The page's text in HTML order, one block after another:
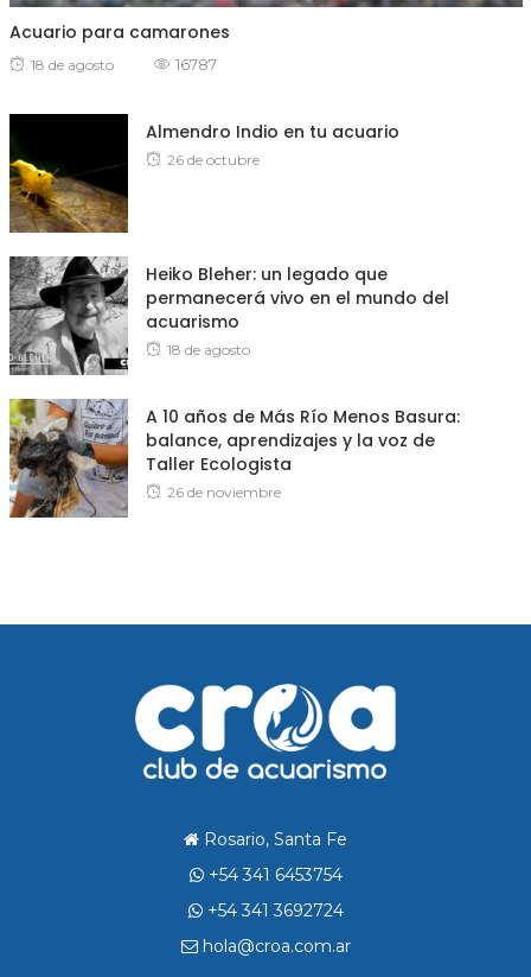
Acuario para camarones
Posted
18 de agosto 16787
Almendro Indio en tu acuario
Posted
26 de octubre
Heiko Bleher: un legado que
permanecerá vivo en el mundo del
acuarismo
Posted
18 de agosto
A 10 años de Más Río Menos Basura:
balance, aprendizajes y la voz de
Taller Ecologista
Posted
26 de noviembre
Rosario, Santa Fe
+54 341 6453754
+54 341 3692724
hola@croa.com.ar